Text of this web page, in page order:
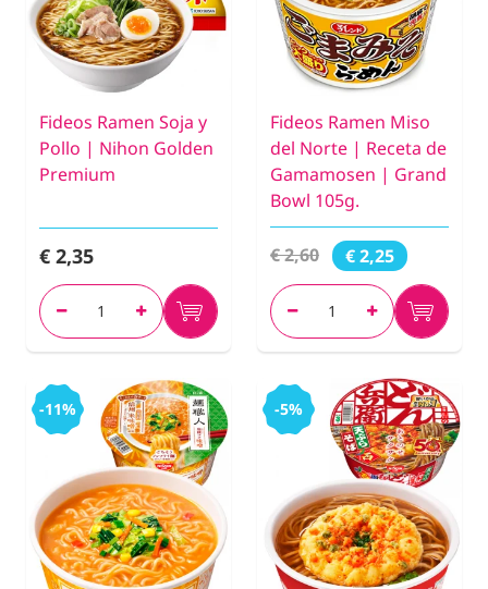
Fideos Ramen Soja y
Pollo | Nihon Golden
Premium
€ 2,35
Fideos Ramen Miso
del Norte | Receta de
Gamamosen | Grand
Bowl 105g.
€ 2,60 € 2,25
-11% -5%